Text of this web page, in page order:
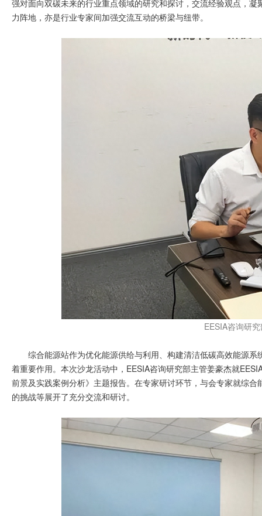
强对面向双碳未来的行业重点领域的研究和探讨，交流经验观点，
力阵地，亦是行业专家间加强交流互动的桥梁与纽带。
EESIA咨询研
综合能源站作为优化能源供给与利用、构建清洁低碳高效能源
着重要作用。本次沙龙活动中，EESIA咨询研究部主管姜豪杰就
前景及实践案例分析》主题报告。在专家研讨环节，与会专家就综
的挑战等展开了充分交流和研讨。